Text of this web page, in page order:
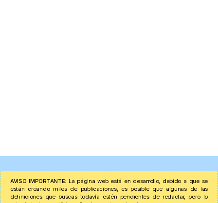
AVISO IMPORTANTE: La página web está en desarrollo, debido a que se
están creando miles de publicaciones, es posible que algunas de las
definiciones que buscas todavía estén pendientes de redactar, pero lo